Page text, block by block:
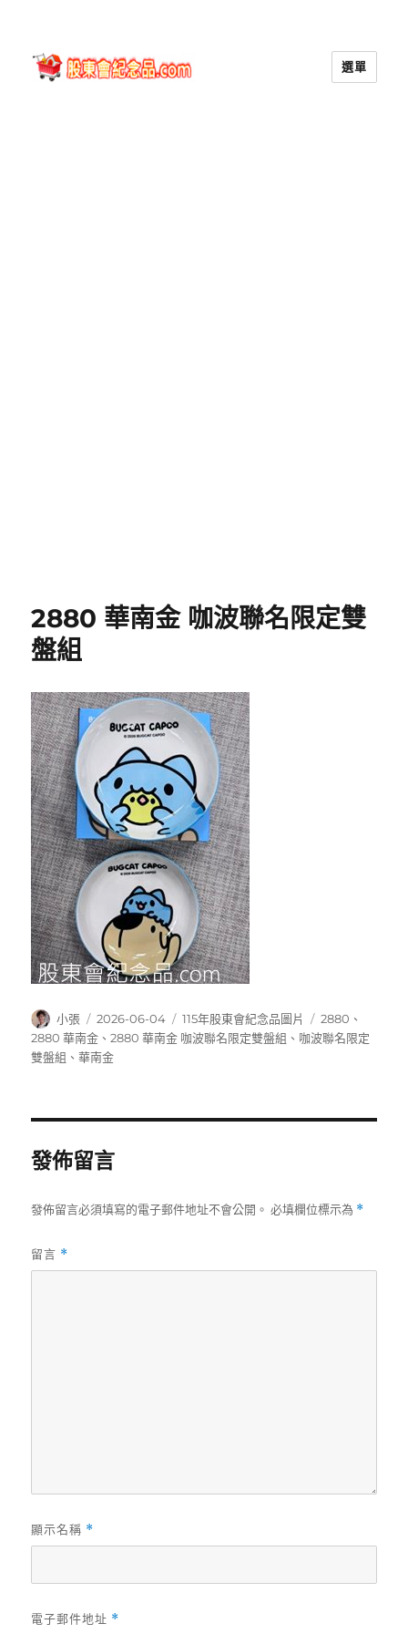
選單
2880 華南金 咖波聯名限定雙
盤組
作
者
小張
發
佈
日
2026-06-04
分
類
115年股東會紀念品圖片
標
籤
2880 、
2880 華南金 、2880 華南金 咖波聯名限定雙盤組 、 咖波聯名限定
雙盤組 、華南金
發佈留言
發佈留言必須填寫的電子郵件地址不會公開。 必填欄位標示為 *
留言 *
顯示名稱 *
電子郵件地址 *